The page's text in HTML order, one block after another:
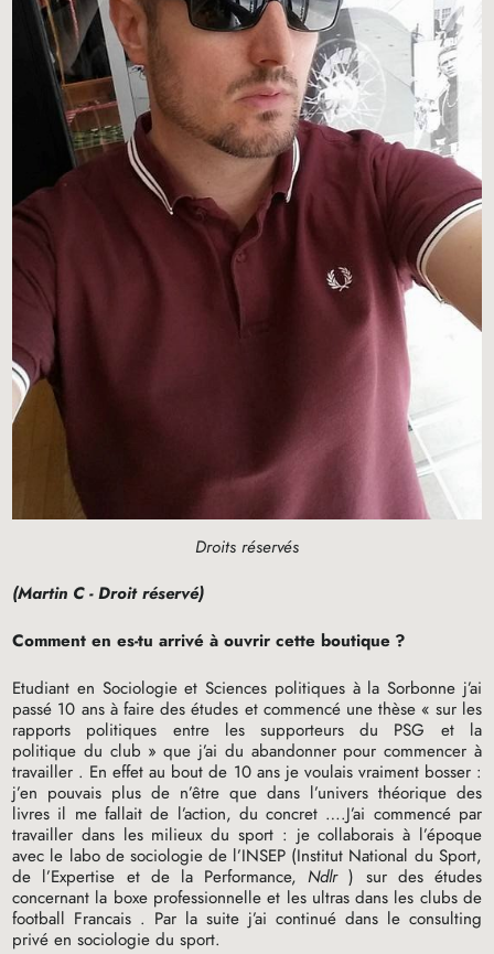
Droits réservés
(Martin C - Droit réservé)
Comment en es-tu arrivé à ouvrir cette boutique ?
Etudiant en Sociologie et Sciences politiques à la Sorbonne j’ai
passé 10 ans à faire des études et commencé une thèse « sur les
rapports politiques entre les supporteurs du PSG et la
politique du club » que j’ai du abandonner pour commencer à
travailler . En effet au bout de 10 ans je voulais vraiment bosser :
j’en pouvais plus de n’être que dans l’univers théorique des
livres il me fallait de l’action, du concret ….J’ai commencé par
travailler dans les milieux du sport : je collaborais à l’époque
avec le labo de sociologie de l’INSEP (Institut National du Sport,
de l’Expertise et de la Performance,Ndlr) sur des études
concernant la boxe professionnelle et les ultras dans les clubs de
football Francais . Par la suite j’ai continué dans le consulting
privé en sociologie du sport.